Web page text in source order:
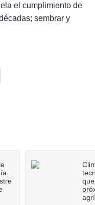
el cumplimiento de
sembrar y